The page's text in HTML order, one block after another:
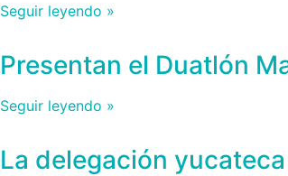
Seguir leyendo »
Presentan el Duatlón
Seguir leyendo »
La delegación